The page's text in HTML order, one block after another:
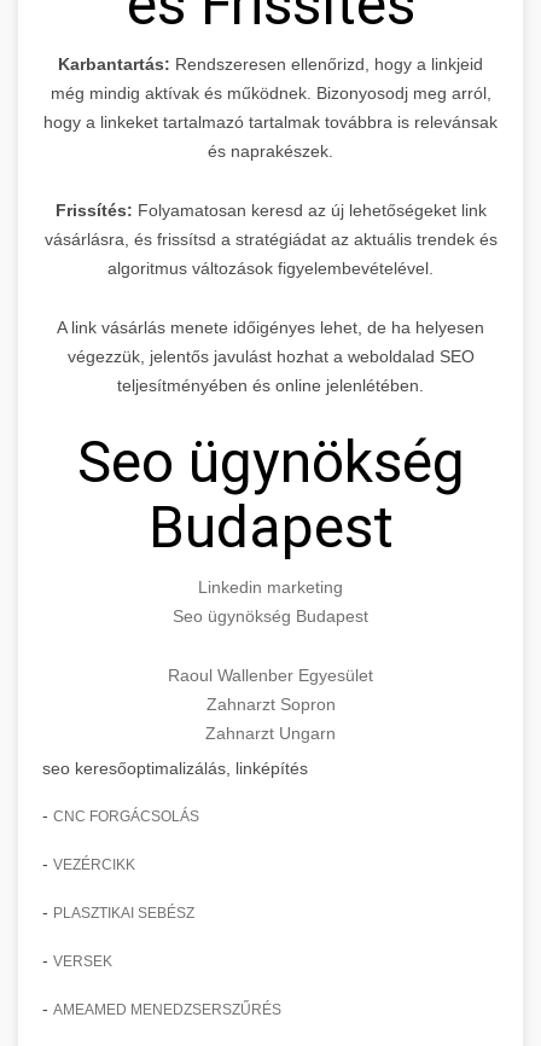
Karbantartás: Rendszeresen ellenőrizd, hogy a linkjeid
még mindig aktívak és működnek. Bizonyosodj meg arról,
hogy a linkeket tartalmazó tartalmak továbbra is relevánsak
és naprakészek.
Frissítés: Folyamatosan keresd az új lehetőségeket link
vásárlásra, és frissítsd a stratégiádat az aktuális trendek és
algoritmus változások figyelembevételével.
A link vásárlás menete időigényes lehet, de ha helyesen
végezzük, jelentős javulást hozhat a weboldalad SEO
teljesítményében és online jelenlétében.
Seo ügynökség
Budapest
Linkedin marketing
Seo ügynökség Budapest
Raoul Wallenber Egyesület
Zahnarzt Sopron
Zahnarzt Ungarn
seo keresőoptimalizálás, linképítés
- CNC FORGÁCSOLÁS
- VEZÉRCIKK
- PLASZTIKAI SEBÉSZ
- VERSEK
- AMEAMED MENEDZSERSZŰRÉS